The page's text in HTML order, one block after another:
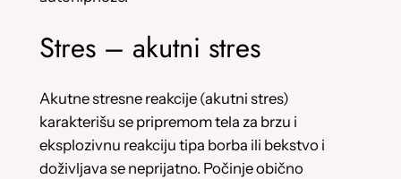
Stres – akutni stres
Akutne stresne reakcije (akutni stres)
karakterišu se pripremom tela za brzu i
eksplozivnu reakciju tipa borba ili bekstvo i
doživljava se neprijatno. Počinje obično